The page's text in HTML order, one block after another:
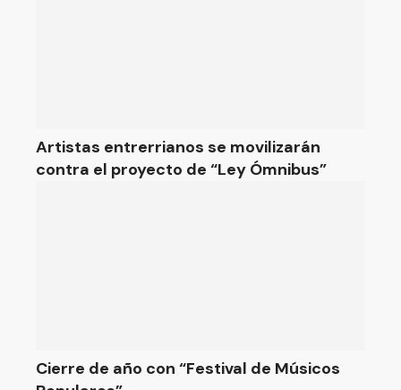
Artistas entrerrianos se movilizarán
contra el proyecto de “Ley Ómnibus”
Cierre de año con “Festival de Músicos